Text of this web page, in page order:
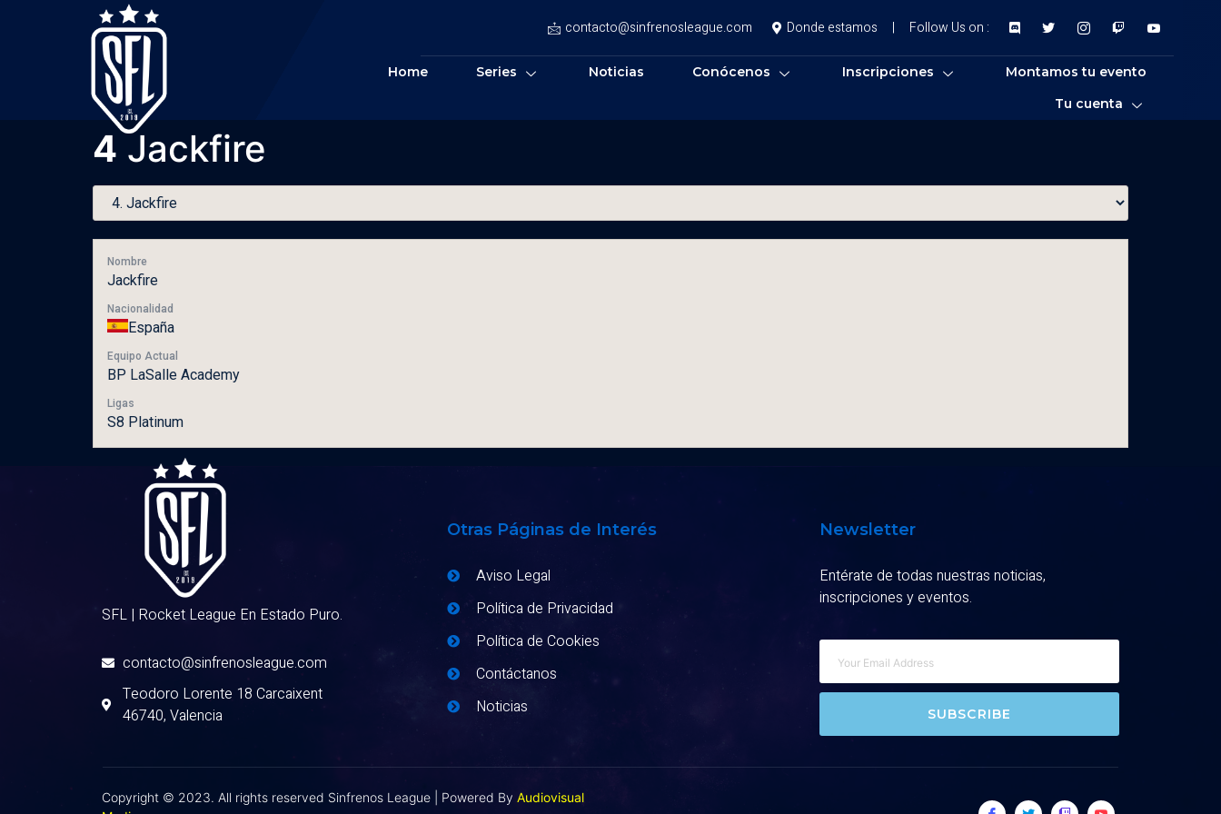
contacto@sinfrenosleague.com Donde estamos | Follow Us on :
Home Series Noticias Conócenos Inscripciones
Montamos tu evento
Tu cuenta
4Jackfire
Nombre
Jackfire
Nacionalidad
España
Equipo Actual
BP LaSalle Academy
Ligas
S8 Platinum
SFL | Rocket League En Estado Puro.
contacto@sinfrenosleague.com
Teodoro Lorente 18 Carcaixent
46740, Valencia
Otras Páginas de Interés
Aviso Legal
Política de Privacidad
Política de Cookies
Contáctanos
Noticias
Newsletter
Entérate de todas nuestras noticias,
inscripciones y eventos.
SUBSCRIBE
Copyright © 2023. All rights reserved Sinfrenos League | Powered By Audiovisual